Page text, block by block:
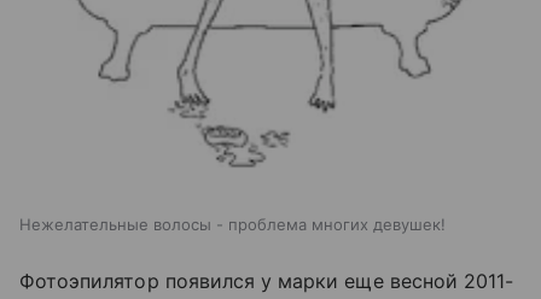
Нежелательные волосы - проблема многих девушек!
Фотоэпилятор появился у марки еще весной 2011-